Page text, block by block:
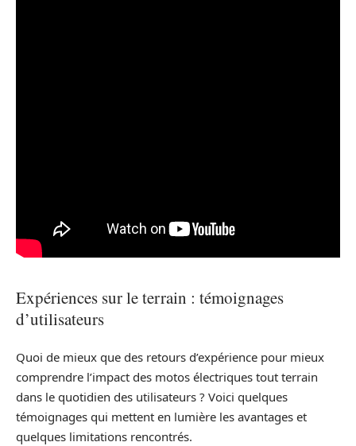
Expériences sur le terrain : témoignages
d’utilisateurs
Quoi de mieux que des retours d’expérience pour mieux
comprendre l’impact des motos électriques tout terrain
dans le quotidien des utilisateurs ? Voici quelques
témoignages qui mettent en lumière les avantages et
quelques limitations rencontrés.